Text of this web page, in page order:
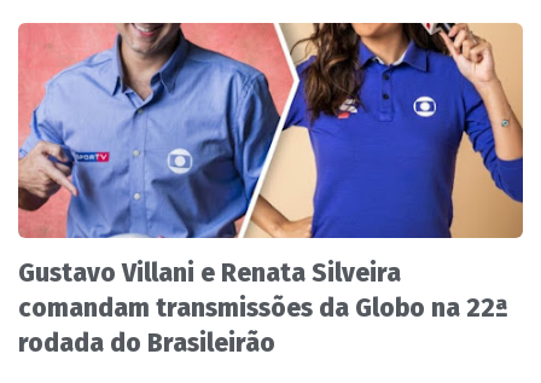
Gustavo Villani e Renata Silveira
comandam transmissões da Globo na 22ª
rodada do Brasileirão